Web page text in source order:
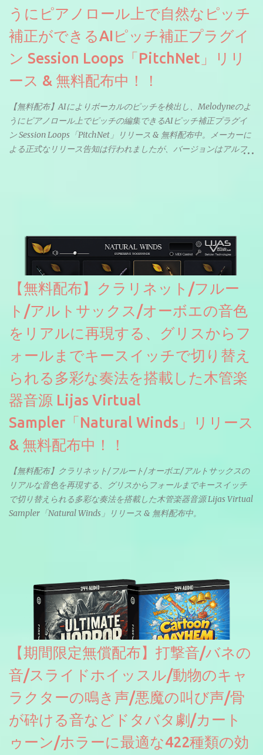
うにピアノロール上で自然なピッチ
補正ができるAIピッチ補正プラグイ
ン Session Loops「PitchNet」リリ
ース & 無料配布中！！
【無料配布】AIによりボーカルのピッチを検出し、Melodyneのよ
うにピアノロール上でピッチの編集できるAIピッチ補正プラグイ
ン Session Loops「PitchNet」リリース & 無料配布中。メーカーに
よる正式なリリース告知は行われましたが、バージョンはアルフ
ソースを元に設計・改良した製品のようです。
【無料配布】クラリネット/フルー
ト/アルトサックス/オーボエの音色
をリアルに再現する、グリスからフ
ォールまでキースイッチで切り替え
られる多彩な奏法を搭載した木管楽
器音源 Lijas Virtual
Sampler「Natural Winds」リリース
& 無料配布中！！
【無料配布】クラリネット/フルート/オーボエ/アルトサックスの
リアルな音色を再現する、グリスからフォールまでキースイッチ
で切り替えられる多彩な奏法を搭載した木管楽器音源 Lijas Virtual
Sampler「Natural Winds」リリース & 無料配布中。
【期間限定無償配布】打撃音/バネの
音/スライドホイッスル/動物のキャ
ラクターの鳴き声/悪魔の叫び声/骨
が砕ける音などドタバタ劇/カート
ゥーン/ホラーに最適な422種類の効